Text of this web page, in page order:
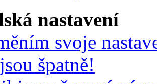
nastavení
svoje
špatně!